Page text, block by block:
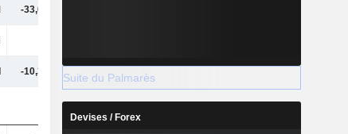
-33,01 Md
-10,36 Md 3,45 Md
Suite du Palmarès
Devises / Forex